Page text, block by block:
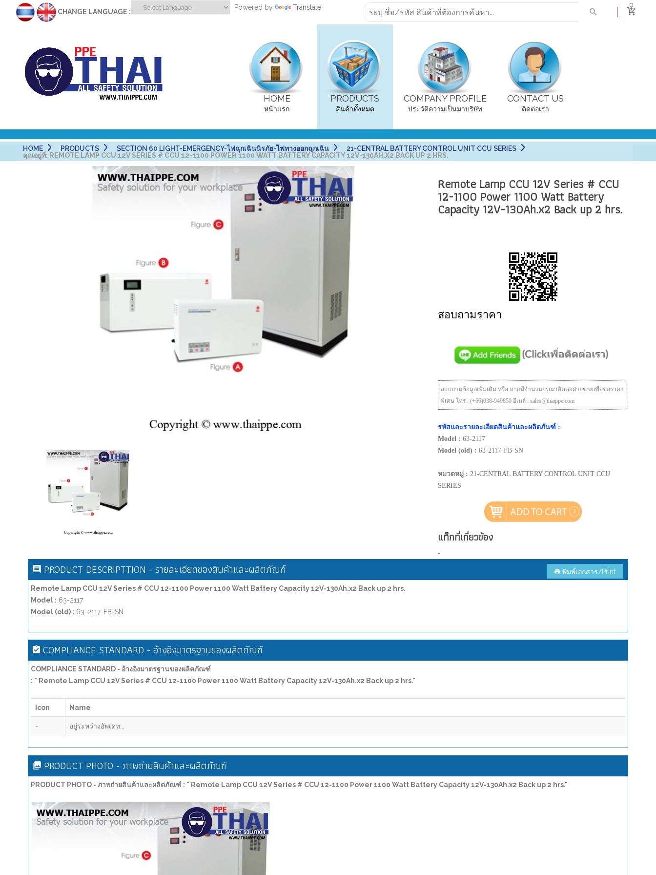
CHANGE LANGUAGE :
Powered by Translate 0
HOME
หน้าแรก
PRODUCTS
สินค้าทั้งหมด
COMPANY PROFILE
ประวัติความเป็นมาบริษัท
CONTACT US
ติดต่อเรา
HOME PRODUCTS SECTION 60 LIGHT-EMERGENCY-ไฟฉุกเฉินนิรภัย-ไฟทางออกฉุกเฉิน
21-CENTRAL BATTERY CONTROL UNIT CCU SERIES
คุณอยู่ที่: REMOTE LAMP CCU 12V SERIES # CCU 12-1100 POWER 1100 WATT BATTERY CAPACITY 12V-130AH.X2 BACK UP 2 HRS.
Remote Lamp CCU 12V Series # CCU
12-1100 Power 1100 Watt Battery
Capacity 12V-130Ah.x2 Back up 2 hrs.
สอบถามราคา
สอบถามข้อมูลเพิ่มเติม หรือ หากมีจำนวนกรุณาติดต่อฝ่ายขายเพื่อขอราคา
พิเศษ โทร : (+66)038-949850 อีเมล์ : sales@thaippe.com
รหัสและรายละเอียดสินค้าและผลิตภันฑ์ :
Model : 63-2117
Model (old) : 63-2117-FB-SN
หมวดหมู่ : 21-CENTRAL BATTERY CONTROL UNIT CCU
SERIES
แท็กที่เกี่ยวข้อง
-
PRODUCT DESCRIPTTION - รายละเอียดของสินค้าและผลิตภัณฑ์ พิมพ์เอกสาร/Print
Remote Lamp CCU 12V Series # CCU 12-1100 Power 1100 Watt Battery Capacity 12V-130Ah.x2 Back up 2 hrs.
Model : 63-2117
Model (old) : 63-2117-FB-SN
COMPLIANCE STANDARD - อ้างอิงมาตรฐานของผลิตภัณฑ์
COMPLIANCE STANDARD - อ้างอิงมาตรฐานของผลิตภัณฑ์
: " Remote Lamp CCU 12V Series # CCU 12-1100 Power 1100 Watt Battery Capacity 12V-130Ah.x2 Back up 2 hrs."
Icon Name
- อยู่ระหว่างอัพเดท...
PRODUCT PHOTO - ภาพถ่ายสินค้าและผลิตภัณฑ์
PRODUCT PHOTO - ภาพถ่ายสินค้าและผลิตภัณฑ์ : " Remote Lamp CCU 12V Series # CCU 12-1100 Power 1100 Watt Battery Capacity 12V-130Ah.x2 Back up 2 hrs."